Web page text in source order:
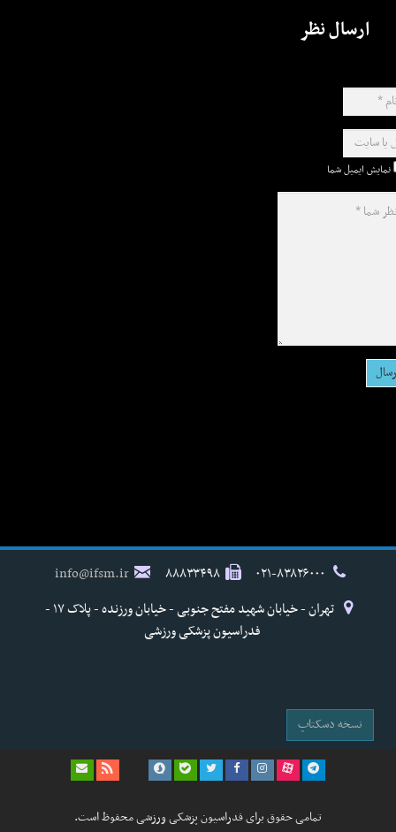
ارسال نظر
نمایش ایمیل شما
۸۸۸۳۳۴۹۸
info@ifsm.ir
تهران - خیابان شهید مفتح جنوبی - خیابان ورزنده - پلاک ۱۷ -
فدراسیون پزشکی ورزشی
نسخه دسکتاپ
تمامی حقوق برای فدراسیون پزشکی ورزشی محفوظ است.